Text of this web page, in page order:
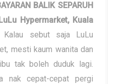
BALIK SEPARUH
Hypermarket, Kuala
sebut saja LuLu
mesti kaum wanita dan
tak boleh duduk lagi.
nak cepat-cepat pergi